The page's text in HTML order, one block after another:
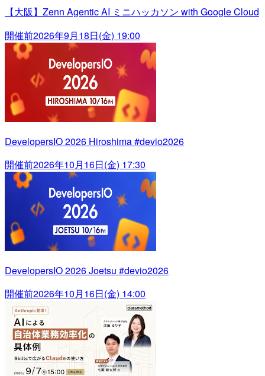
【大阪】Zenn Agentic AI ミニハッカソン with Google Cloud
開催前2026年9月18日(金) 19:00
DevelopersIO 2026 Hiroshima #devio2026
開催前2026年10月16日(金) 17:30
DevelopersIO 2026 Joetsu #devio2026
開催前2026年10月16日(金) 14:00